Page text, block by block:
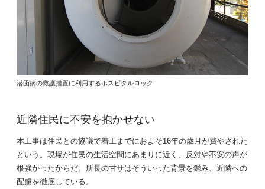
潜函病の救護措置に利用するホスピタルロック
近隣住民に不安を抱かせない
本工事は住民との協議で着工までにおよそ16年の歳月が費やされた
という。現場が住民の生活空間にあまりに近く、反対や不安の声が
根強かったからだ。所長の甘サはそういった背景を鑑み、近隣への
配慮を徹底している。